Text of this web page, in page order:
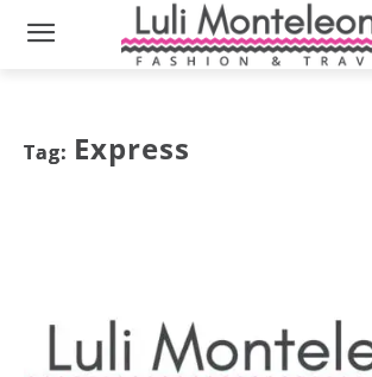
Tag: Express